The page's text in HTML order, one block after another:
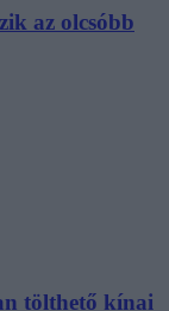
az olcsóbb
tölthető kínai